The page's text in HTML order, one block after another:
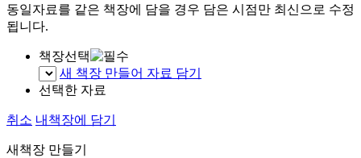
동일자료를 같은 책장에 담을 경우 담은 시점만 최신으로 수정
됩니다.
책장선택
새 책장 만들어 자료 담기
선택한 자료
취소 내책장에 담기
새책장 만들기